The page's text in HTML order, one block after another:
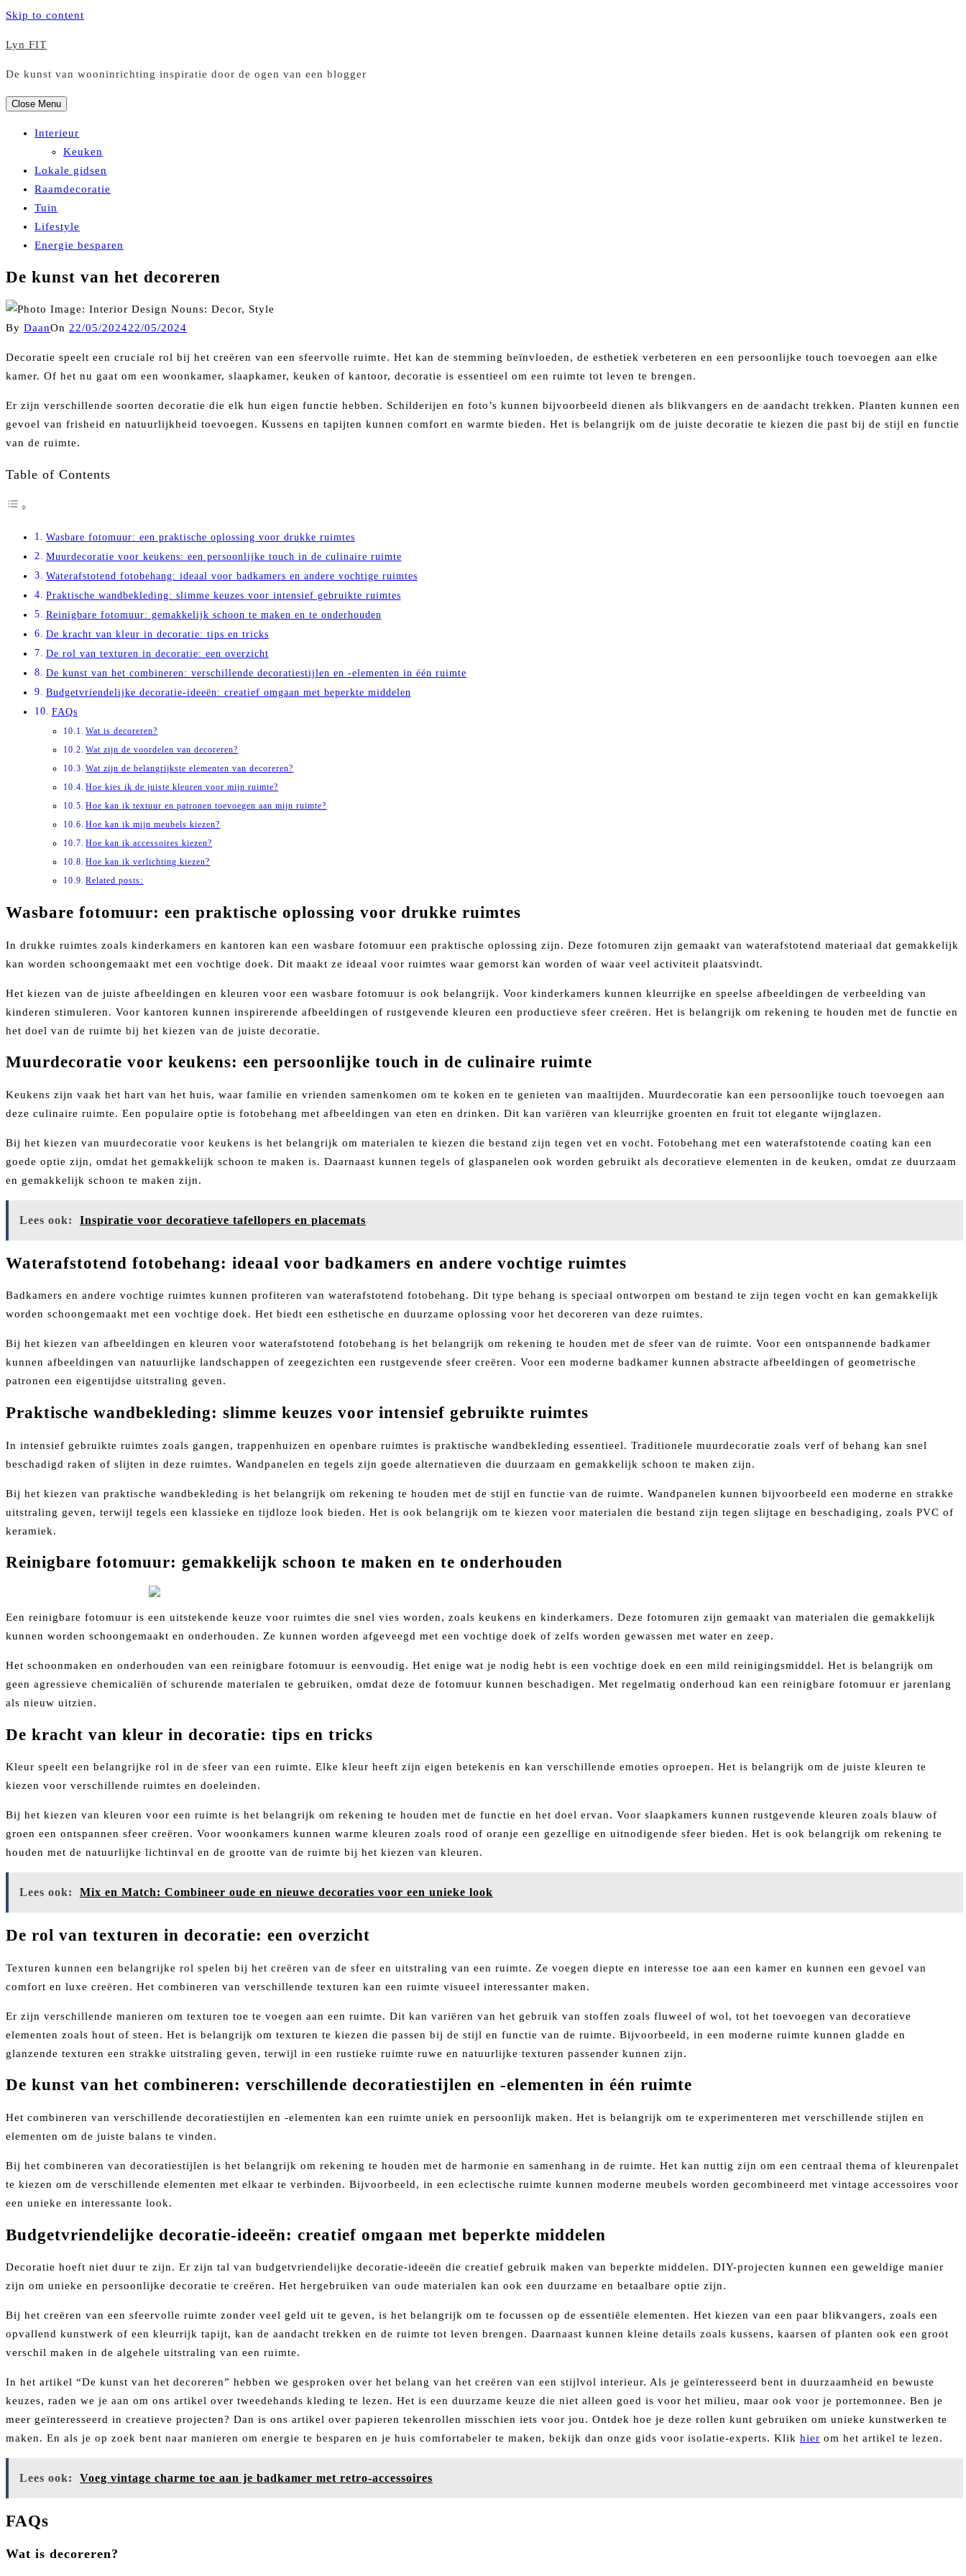
Skip to content
Lyn FIT
De kunst van wooninrichting inspiratie door de ogen van een blogger
Close Menu
Interieur
Keuken
Lokale gidsen
Raamdecoratie
Tuin
Lifestyle
Energie besparen
De kunst van het decoreren
By DaanOn 22/05/202422/05/2024
Decoratie speelt een cruciale rol bij het creëren van een sfeervolle ruimte. Het kan de stemming beïnvloeden, de esthetiek verbeteren en een persoonlijke touch toevoegen aan elke
kamer. Of het nu gaat om een woonkamer, slaapkamer, keuken of kantoor, decoratie is essentieel om een ruimte tot leven te brengen.
Er zijn verschillende soorten decoratie die elk hun eigen functie hebben. Schilderijen en foto’s kunnen bijvoorbeeld dienen als blikvangers en de aandacht trekken. Planten kunnen een
gevoel van frisheid en natuurlijkheid toevoegen. Kussens en tapijten kunnen comfort en warmte bieden. Het is belangrijk om de juiste decoratie te kiezen die past bij de stijl en functie
van de ruimte.
Table of Contents
Wasbare fotomuur: een praktische oplossing voor drukke ruimtes
Muurdecoratie voor keukens: een persoonlijke touch in de culinaire ruimte
Waterafstotend fotobehang: ideaal voor badkamers en andere vochtige ruimtes
Praktische wandbekleding: slimme keuzes voor intensief gebruikte ruimtes
Reinigbare fotomuur: gemakkelijk schoon te maken en te onderhouden
De kracht van kleur in decoratie: tips en tricks
De rol van texturen in decoratie: een overzicht
De kunst van het combineren: verschillende decoratiestijlen en -elementen in één ruimte
Budgetvriendelijke decoratie-ideeën: creatief omgaan met beperkte middelen
FAQs
Wat is decoreren?
Wat zijn de voordelen van decoreren?
Wat zijn de belangrijkste elementen van decoreren?
Hoe kies ik de juiste kleuren voor mijn ruimte?
Hoe kan ik textuur en patronen toevoegen aan mijn ruimte?
Hoe kan ik mijn meubels kiezen?
Hoe kan ik accessoires kiezen?
Hoe kan ik verlichting kiezen?
Related posts:
Wasbare fotomuur: een praktische oplossing voor drukke ruimtes
In drukke ruimtes zoals kinderkamers en kantoren kan een wasbare fotomuur een praktische oplossing zijn. Deze fotomuren zijn gemaakt van waterafstotend materiaal dat gemakkelijk
kan worden schoongemaakt met een vochtige doek. Dit maakt ze ideaal voor ruimtes waar gemorst kan worden of waar veel activiteit plaatsvindt.
Het kiezen van de juiste afbeeldingen en kleuren voor een wasbare fotomuur is ook belangrijk. Voor kinderkamers kunnen kleurrijke en speelse afbeeldingen de verbeelding van
kinderen stimuleren. Voor kantoren kunnen inspirerende afbeeldingen of rustgevende kleuren een productieve sfeer creëren. Het is belangrijk om rekening te houden met de functie en
het doel van de ruimte bij het kiezen van de juiste decoratie.
Muurdecoratie voor keukens: een persoonlijke touch in de culinaire ruimte
Keukens zijn vaak het hart van het huis, waar familie en vrienden samenkomen om te koken en te genieten van maaltijden. Muurdecoratie kan een persoonlijke touch toevoegen aan
deze culinaire ruimte. Een populaire optie is fotobehang met afbeeldingen van eten en drinken. Dit kan variëren van kleurrijke groenten en fruit tot elegante wijnglazen.
Bij het kiezen van muurdecoratie voor keukens is het belangrijk om materialen te kiezen die bestand zijn tegen vet en vocht. Fotobehang met een waterafstotende coating kan een
goede optie zijn, omdat het gemakkelijk schoon te maken is. Daarnaast kunnen tegels of glaspanelen ook worden gebruikt als decoratieve elementen in de keuken, omdat ze duurzaam
en gemakkelijk schoon te maken zijn.
Lees ook: Inspiratie voor decoratieve tafellopers en placemats
Waterafstotend fotobehang: ideaal voor badkamers en andere vochtige ruimtes
Badkamers en andere vochtige ruimtes kunnen profiteren van waterafstotend fotobehang. Dit type behang is speciaal ontworpen om bestand te zijn tegen vocht en kan gemakkelijk
worden schoongemaakt met een vochtige doek. Het biedt een esthetische en duurzame oplossing voor het decoreren van deze ruimtes.
Bij het kiezen van afbeeldingen en kleuren voor waterafstotend fotobehang is het belangrijk om rekening te houden met de sfeer van de ruimte. Voor een ontspannende badkamer
kunnen afbeeldingen van natuurlijke landschappen of zeegezichten een rustgevende sfeer creëren. Voor een moderne badkamer kunnen abstracte afbeeldingen of geometrische
patronen een eigentijdse uitstraling geven.
Praktische wandbekleding: slimme keuzes voor intensief gebruikte ruimtes
In intensief gebruikte ruimtes zoals gangen, trappenhuizen en openbare ruimtes is praktische wandbekleding essentieel. Traditionele muurdecoratie zoals verf of behang kan snel
beschadigd raken of slijten in deze ruimtes. Wandpanelen en tegels zijn goede alternatieven die duurzaam en gemakkelijk schoon te maken zijn.
Bij het kiezen van praktische wandbekleding is het belangrijk om rekening te houden met de stijl en functie van de ruimte. Wandpanelen kunnen bijvoorbeeld een moderne en strakke
uitstraling geven, terwijl tegels een klassieke en tijdloze look bieden. Het is ook belangrijk om te kiezen voor materialen die bestand zijn tegen slijtage en beschadiging, zoals PVC of
keramiek.
Reinigbare fotomuur: gemakkelijk schoon te maken en te onderhouden
Een reinigbare fotomuur is een uitstekende keuze voor ruimtes die snel vies worden, zoals keukens en kinderkamers. Deze fotomuren zijn gemaakt van materialen die gemakkelijk
kunnen worden schoongemaakt en onderhouden. Ze kunnen worden afgeveegd met een vochtige doek of zelfs worden gewassen met water en zeep.
Het schoonmaken en onderhouden van een reinigbare fotomuur is eenvoudig. Het enige wat je nodig hebt is een vochtige doek en een mild reinigingsmiddel. Het is belangrijk om
geen agressieve chemicaliën of schurende materialen te gebruiken, omdat deze de fotomuur kunnen beschadigen. Met regelmatig onderhoud kan een reinigbare fotomuur er jarenlang
als nieuw uitzien.
De kracht van kleur in decoratie: tips en tricks
Kleur speelt een belangrijke rol in de sfeer van een ruimte. Elke kleur heeft zijn eigen betekenis en kan verschillende emoties oproepen. Het is belangrijk om de juiste kleuren te
kiezen voor verschillende ruimtes en doeleinden.
Bij het kiezen van kleuren voor een ruimte is het belangrijk om rekening te houden met de functie en het doel ervan. Voor slaapkamers kunnen rustgevende kleuren zoals blauw of
groen een ontspannen sfeer creëren. Voor woonkamers kunnen warme kleuren zoals rood of oranje een gezellige en uitnodigende sfeer bieden. Het is ook belangrijk om rekening te
houden met de natuurlijke lichtinval en de grootte van de ruimte bij het kiezen van kleuren.
Lees ook: Mix en Match: Combineer oude en nieuwe decoraties voor een unieke look
De rol van texturen in decoratie: een overzicht
Texturen kunnen een belangrijke rol spelen bij het creëren van de sfeer en uitstraling van een ruimte. Ze voegen diepte en interesse toe aan een kamer en kunnen een gevoel van
comfort en luxe creëren. Het combineren van verschillende texturen kan een ruimte visueel interessanter maken.
Er zijn verschillende manieren om texturen toe te voegen aan een ruimte. Dit kan variëren van het gebruik van stoffen zoals fluweel of wol, tot het toevoegen van decoratieve
elementen zoals hout of steen. Het is belangrijk om texturen te kiezen die passen bij de stijl en functie van de ruimte. Bijvoorbeeld, in een moderne ruimte kunnen gladde en
glanzende texturen een strakke uitstraling geven, terwijl in een rustieke ruimte ruwe en natuurlijke texturen passender kunnen zijn.
De kunst van het combineren: verschillende decoratiestijlen en -elementen in één ruimte
Het combineren van verschillende decoratiestijlen en -elementen kan een ruimte uniek en persoonlijk maken. Het is belangrijk om te experimenteren met verschillende stijlen en
elementen om de juiste balans te vinden.
Bij het combineren van decoratiestijlen is het belangrijk om rekening te houden met de harmonie en samenhang in de ruimte. Het kan nuttig zijn om een centraal thema of kleurenpalet
te kiezen om de verschillende elementen met elkaar te verbinden. Bijvoorbeeld, in een eclectische ruimte kunnen moderne meubels worden gecombineerd met vintage accessoires voor
een unieke en interessante look.
Budgetvriendelijke decoratie-ideeën: creatief omgaan met beperkte middelen
Decoratie hoeft niet duur te zijn. Er zijn tal van budgetvriendelijke decoratie-ideeën die creatief gebruik maken van beperkte middelen. DIY-projecten kunnen een geweldige manier
zijn om unieke en persoonlijke decoratie te creëren. Het hergebruiken van oude materialen kan ook een duurzame en betaalbare optie zijn.
Bij het creëren van een sfeervolle ruimte zonder veel geld uit te geven, is het belangrijk om te focussen op de essentiële elementen. Het kiezen van een paar blikvangers, zoals een
opvallend kunstwerk of een kleurrijk tapijt, kan de aandacht trekken en de ruimte tot leven brengen. Daarnaast kunnen kleine details zoals kussens, kaarsen of planten ook een groot
verschil maken in de algehele uitstraling van een ruimte.
In het artikel “De kunst van het decoreren” hebben we gesproken over het belang van het creëren van een stijlvol interieur. Als je geïnteresseerd bent in duurzaamheid en bewuste
keuzes, raden we je aan om ons artikel over tweedehands kleding te lezen. Het is een duurzame keuze die niet alleen goed is voor het milieu, maar ook voor je portemonnee. Ben je
meer geïnteresseerd in creatieve projecten? Dan is ons artikel over papieren tekenrollen misschien iets voor jou. Ontdek hoe je deze rollen kunt gebruiken om unieke kunstwerken te
maken. En als je op zoek bent naar manieren om energie te besparen en je huis comfortabeler te maken, bekijk dan onze gids voor isolatie-experts. Klik hier om het artikel te lezen.
Lees ook: Voeg vintage charme toe aan je badkamer met retro-accessoires
FAQs
Wat is decoreren?